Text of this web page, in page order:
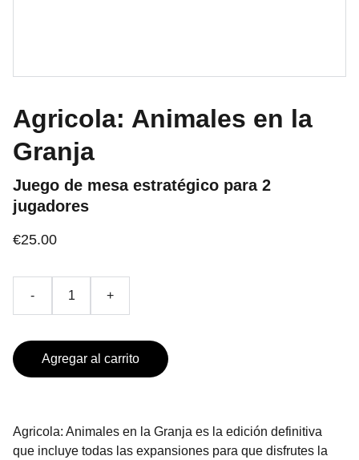
Agricola: Animales en la
Granja
Juego de mesa estratégico para 2
jugadores
€25.00
- +
Agregar al carrito
Agricola: Animales en la Granja es la edición definitiva
que incluye todas las expansiones para que disfrutes la